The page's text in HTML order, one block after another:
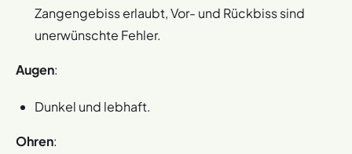
Zangengebiss erlaubt, Vor- und Rückbiss sind
unerwünschte Fehler.
Augen:
Dunkel und lebhaft.
Ohren: